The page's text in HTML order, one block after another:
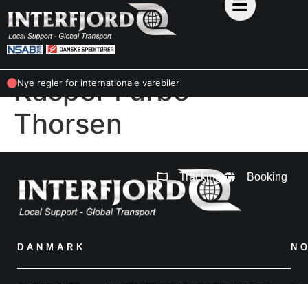
Nye regler for internationale varebiler
Kasper Furbo
Thorsen
Tracking Booking
DANMARK